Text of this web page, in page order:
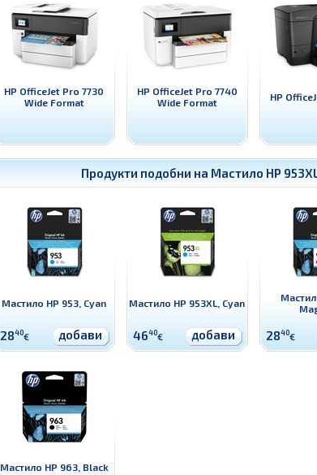
HP OfficeJet Pro 7730
Wide Format
HP OfficeJet Pro 7740
Wide Format
HP
Продукти подобни на Мастило HP
Мастило HP 953, Cyan
2840€ добави
Мастило HP 953XL, Cyan
4640€ добави 2840€
Мастило HP 963, Black